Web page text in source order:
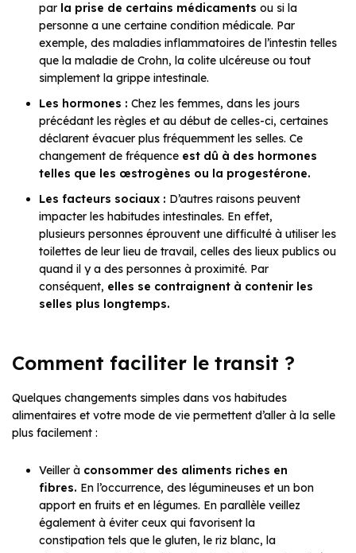
par la prise de certains médicaments ou si la
personne a une certaine condition médicale. Par
exemple, des maladies inflammatoires de l’intestin telles
que la maladie de Crohn, la colite ulcéreuse ou tout
simplement la grippe intestinale.
Les hormones : Chez les femmes, dans les jours
précédant les règles et au début de celles-ci, certaines
déclarent évacuer plus fréquemment les selles. Ce
changement de fréquence est dû à des hormones
telles que les œstrogènes ou la progestérone.
Les facteurs sociaux : D’autres raisons peuvent
impacter les habitudes intestinales. En effet,
plusieurs personnes éprouvent une difficulté à utiliser les
toilettes de leur lieu de travail, celles des lieux publics ou
quand il y a des personnes à proximité. Par
conséquent, elles se contraignent à contenir les
selles plus longtemps.
Comment faciliter le transit ?
Quelques changements simples dans vos habitudes
alimentaires et votre mode de vie permettent d’aller à la selle
plus facilement :
Veiller à consommer des aliments riches en
fibres. En l’occurrence, des légumineuses et un bon
apport en fruits et en légumes. En parallèle veillez
également à éviter ceux qui favorisent la
constipation tels que le gluten, le riz blanc, la